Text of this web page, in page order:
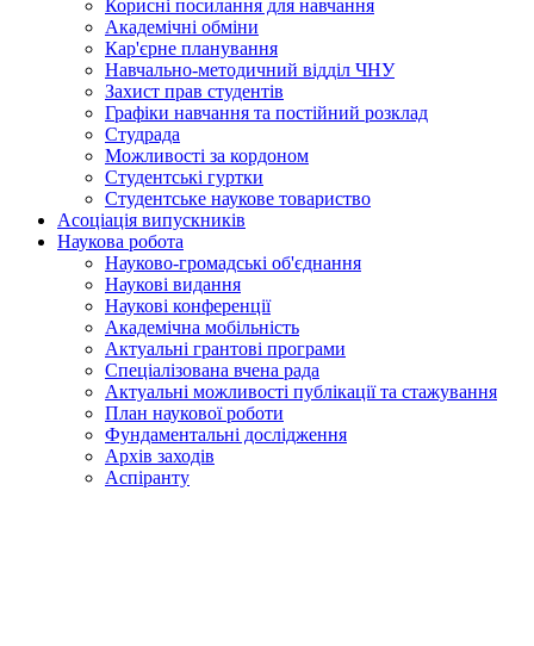
Корисні посилання для навчання
Академічні обміни
Кар'єрне планування
Навчально-методичний відділ ЧНУ
Захист прав студентів
Графіки навчання та постійний розклад
Студрада
Можливості за кордоном
Студентські гуртки
Студентське наукове товариство
Асоціація випускників
Наукова робота
Науково-громадські об'єднання
Наукові видання
Наукові конференції
Академічна мобільність
Актуальні грантові програми
Спеціалізована вчена рада
Актуальні можливості публікації та стажування
План наукової роботи
Фундаментальні дослідження
Архів заходів
Аспіранту